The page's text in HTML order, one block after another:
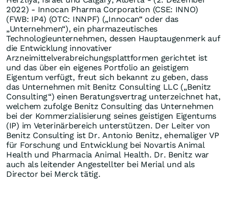
2022) - Innocan Pharma Corporation (CSE: INNO)
(FWB: IP4) (OTC: INNPF) („Innocan“ oder das
„Unternehmen“), ein pharmazeutisches
Technologieunternehmen, dessen Hauptaugenmerk auf
die Entwicklung innovativer
Arzneimittelverabreichungsplattformen gerichtet ist
und das über ein eigenes Portfolio an geistigem
Eigentum verfügt, freut sich bekannt zu geben, dass
das Unternehmen mit Benitz Consulting LLC („Benitz
Consulting“) einen Beratungsvertrag unterzeichnet hat,
welchem zufolge Benitz Consulting das Unternehmen
bei der Kommerzialisierung seines geistigen Eigentums
(IP) im Veterinärbereich unterstützen. Der Leiter von
Benitz Consulting ist Dr. Antonio Benitz, ehemaliger VP
für Forschung und Entwicklung bei Novartis Animal
Health und Pharmacia Animal Health. Dr. Benitz war
auch als leitender Angestellter bei Merial und als
Director bei Merck tätig.